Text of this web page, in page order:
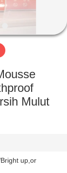
Mulut
up,or